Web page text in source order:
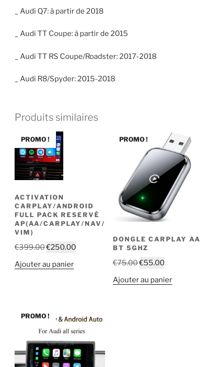
_ Audi Q7: à partir de 2018
_ Audi TT Coupe: à partir de 2015
_ Audi TT RS Coupe/Roadster: 2017-2018
_ Audi R8/Spyder: 2015-2018
Produits similaires
PROMO !
ACTIVATION
CARPLAY/ANDROID
FULL PACK RESERVÉ
AP(AA/CARPLAY/NAV/
VIM)
€399.00Le
initial
€250.00Le
Ajouter au panier
PROMO !
DONGLE CARPLAY AA
BT 5GHZ
€75.00Le
initial
€55.00Le
actuel
Ajouter au panier
PROMO !